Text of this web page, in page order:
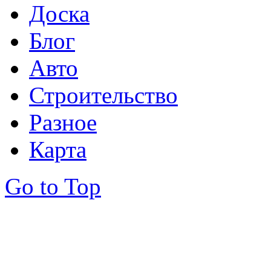
Доска
Блог
Авто
Строительство
Разное
Карта
Go to Top